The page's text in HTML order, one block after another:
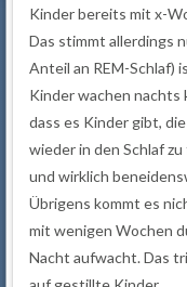
Kinder bereits mit x-
Das stimmt allerdings
Anteil an REM-Schlaf)
Kinder wachen nachts
dass es Kinder gibt,
wieder in den Schlaf
und wirklich
Übrigens kommt es
mit wenigen Wochen
Nacht aufwacht. Das